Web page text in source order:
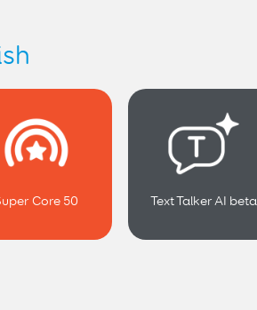
Core 50 Text Talker AI beta